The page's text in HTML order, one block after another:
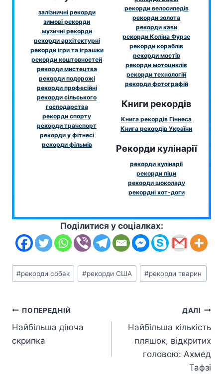
залізничні рекорди
зимові рекорди
музичні рекорди
рекорди архітектурні
рекорди ігри та іграшки
рекорди коштовностей
рекорди мистецтва
рекорди подорожі
рекорди професійні
рекорди сільського
господарства
рекорди спорту
рекорди транспорт
рекорди у фітнесі
рекорди фільмів
рекорди велосипедів
рекорди золота
рекорди кави
рекорди Коліна Фурзе
рекорди кораблів
рекорди мостів
рекорди мотоциклів
рекорди технологій
рекорди фотографій
Книги рекордів
Книга рекордів Гіннеса
Книга рекордів України
Рекорди кулінарії
рекорди кулінарії
рекорди піци
рекорди шоколаду
рекордні хот-доги
Поділитися у соціалках:
Позначки
запису:
#рекорди собак #рекорди США #рекорди тварин
Навігація
записів
ПОПЕРЕДНІЙ
Найбільша діюча
скрипка
ДАЛІ
Найбільша кількість
пляшок, відкритих
головою: Ахмед
Тафзі